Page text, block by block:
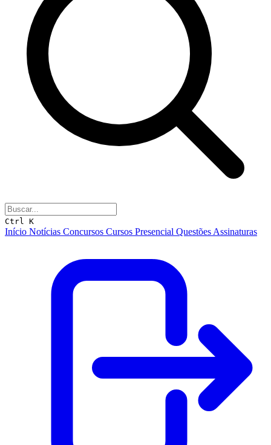
Ctrl K
Início Notícias Concursos Cursos Presencial Questões Assinaturas